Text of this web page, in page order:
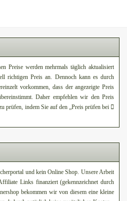
Preise werden mehrmals täglich aktualisiert
richtigen Preis an. Dennoch kann es durch
vorkommen, dass der angezeigte Preis
Daher empfehlen wir den Preis
prüfen, indem Sie auf den „Preis prüfen bei
und kein Online Shop. Unsere Arbeit
Links finanziert (gekennzeichnet durch
bekommen wir von diesem eine kleine